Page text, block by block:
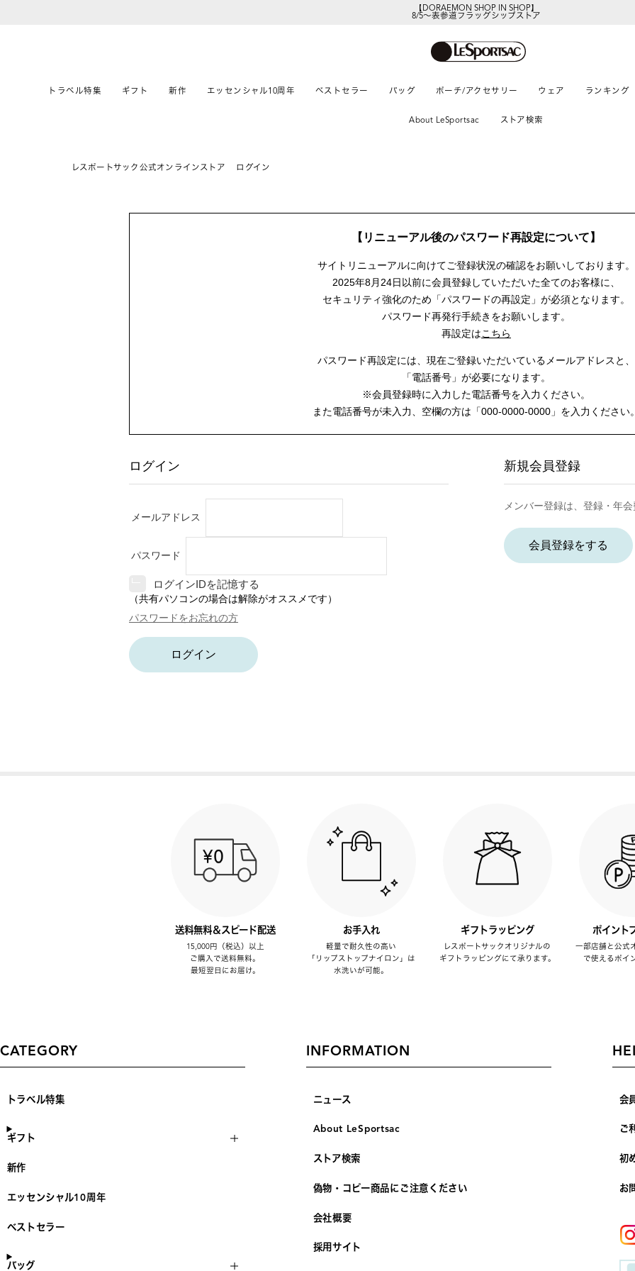
【DORAEMON SHOP IN SHOP】
8/5～表参道フラッグシップストア
トラベル特集 ギフト 新作 エッセンシャル10周年 ベストセラー バッグ ポーチ/アクセサリー ウェア ランキング
About LeSportsac ストア検索
レスポートサック公式オンラインストア ログイン
【リニューアル後のパスワード再設定について】
サイトリニューアルに向けてご登録状況の確認をお願いしております。
2025年8月24日以前に会員登録していただいた全てのお客様に、
セキュリティ強化のため「パスワードの再設定」が必須となります。
パスワード再発行手続きをお願いします。
再設定はこちら
パスワード再設定には、 現在ご登録いただいているメールアドレスと、
「電話番号」が必要になります。
※会員登録時に入力した電話番号を入力ください。
また電話番号が未入力、空欄の方は 「000-0000-0000」を入力ください。
ログイン
メールアドレス
パスワード
ログインIDを記憶する
（共有パソコンの場合は解除がオススメです）
パスワードをお忘れの方
ログイン
新規会員登録
メンバー登録は、登録・年会
会員登録をする
送料無料＆スピード配送
15,000円（税込）以上
ご購入で送料無料。
最短翌日にお届け。
お手入れ
軽量で耐久性の高い
「リップストップナイロン」は
水洗いが可能。
ギフトラッピング
レスポートサックオリジナルの
ギフトラッピングにて承ります。
ポイント
一部店舗と公式
で使えるポイ
CATEGORY
トラベル特集
ギフト
新作
エッセンシャル10周年
ベストセラー
バッグ
INFORMATION
ニュース
About LeSportsac
ストア検索
偽物・コピー商品にご注意ください
会社概要
採用サイト
会
ご
初
お